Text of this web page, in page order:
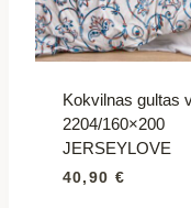
Kokvilnas gultas
2204/160×200
JERSEYLOVE
40,90 €